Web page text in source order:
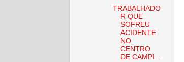
TRABALHADO
R QUE
SOFREU
ACIDENTE
NO
CENTRO
DE CAMPI...